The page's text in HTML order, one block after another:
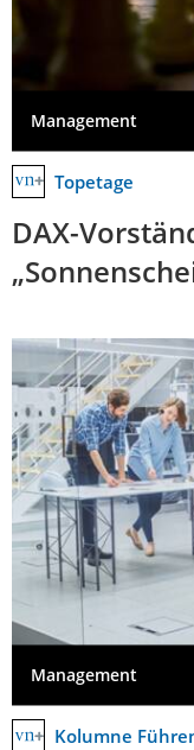
Management
Topetage
DAX-
Management
Kolumne